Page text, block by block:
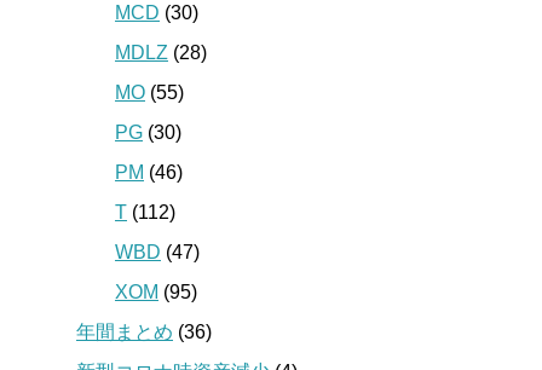
MCD (30)
MDLZ (28)
MO (55)
PG (30)
PM (46)
T (112)
WBD (47)
XOM (95)
年間まとめ (36)